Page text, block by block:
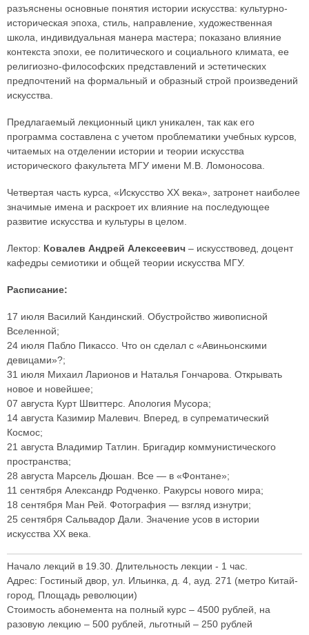
разъяснены основные понятия истории искусства: культурно-
историческая эпоха, стиль, направление, художественная
школа, индивидуальная манера мастера; показано влияние
контекста эпохи, ее политического и социального климата, ее
религиозно-философских представлений и эстетических
предпочтений на формальный и образный строй произведений
искусства.
Предлагаемый лекционный цикл уникален, так как его
программа составлена с учетом проблематики учебных курсов,
читаемых на отделении истории и теории искусства
исторического факультета МГУ имени М.В. Ломоносова.
Четвертая часть курса, «Искусство XX века», затронет наиболее
значимые имена и раскроет их влияние на последующее
развитие искусства и культуры в целом.
Лектор: Ковалев Андрей Алексеевич – искусствовед, доцент
кафедры семиотики и общей теории искусства МГУ.
Расписание:
17 июля Василий Кандинский. Обустройство живописной
Вселенной;
24 июля Пабло Пикассо. Что он сделал с «Авиньонскими
девицами»?;
31 июля Михаил Ларионов и Наталья Гончарова. Открывать
новое и новейшее;
07 августа Курт Швиттерс. Апология Мусора;
14 августа Казимир Малевич. Вперед, в супрематический
Космос;
21 августа Владимир Татлин. Бригадир коммунистического
пространства;
28 августа Марсель Дюшан. Все — в «Фонтане»;
11 сентября Александр Родченко. Ракурсы нового мира;
18 сентября Ман Рей. Фотография — взгляд изнутри;
25 сентября Сальвадор Дали. Значение усов в истории
искусства ХХ века.
Начало лекций в 19.30. Длительность лекции - 1 час.
Адрес: Гостиный двор, ул. Ильинка, д. 4, ауд. 271 (метро Китай-
город, Площадь революции)
Стоимость абонемента на полный курс – 4500 рублей, на
разовую лекцию – 500 рублей, льготный – 250 рублей